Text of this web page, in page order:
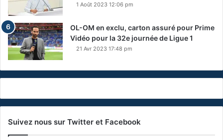
1 Août 2023 12:06 pm
OL-OM en exclu, carton assuré pour Prime
Vidéo pour la 32e journée de Ligue 1
21 Avr 2023 17:48 pm
Suivez nous sur Twitter et Facebook